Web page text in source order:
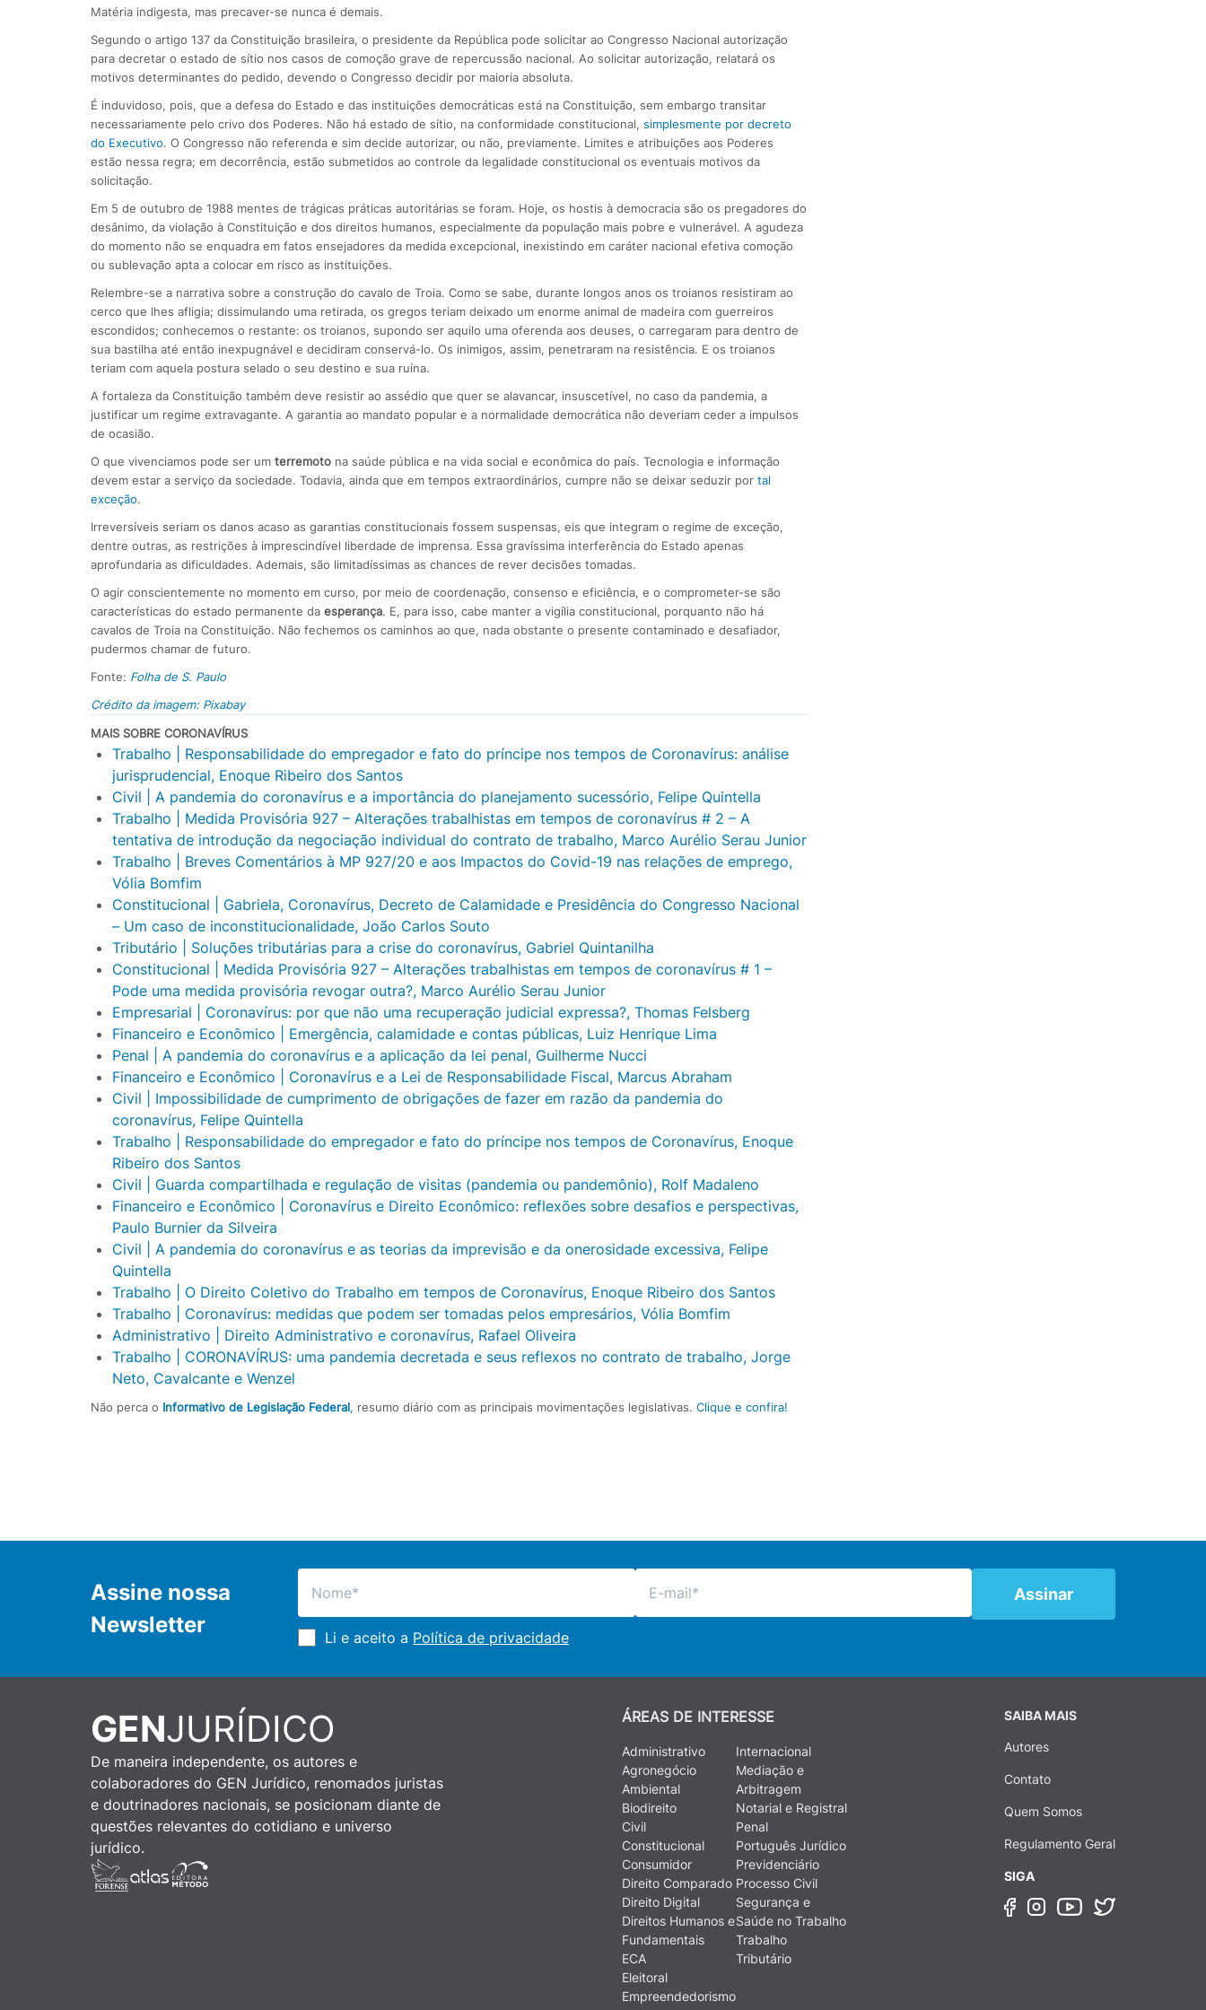
Matéria indigesta, mas precaver-se nunca é demais.
Segundo o artigo 137 da Constituição brasileira, o presidente da República pode solicitar ao Congresso Nacional autorização
para decretar o estado de sítio nos casos de comoção grave de repercussão nacional. Ao solicitar autorização, relatará os
motivos determinantes do pedido, devendo o Congresso decidir por maioria absoluta.
É induvidoso, pois, que a defesa do Estado e das instituições democráticas está na Constituição, sem embargo transitar
necessariamente pelo crivo dos Poderes. Não há estado de sítio, na conformidade constitucional, simplesmente por decreto
do Executivo. O Congresso não referenda e sim decide autorizar, ou não, previamente. Limites e atribuições aos Poderes
estão nessa regra; em decorrência, estão submetidos ao controle da legalidade constitucional os eventuais motivos da
solicitação.
Em 5 de outubro de 1988 mentes de trágicas práticas autoritárias se foram. Hoje, os hostis à democracia são os pregadores do
desânimo, da violação à Constituição e dos direitos humanos, especialmente da população mais pobre e vulnerável. A agudeza
do momento não se enquadra em fatos ensejadores da medida excepcional, inexistindo em caráter nacional efetiva comoção
ou sublevação apta a colocar em risco as instituições.
Relembre-se a narrativa sobre a construção do cavalo de Troia. Como se sabe, durante longos anos os troianos resistiram ao
cerco que lhes afligia; dissimulando uma retirada, os gregos teriam deixado um enorme animal de madeira com guerreiros
escondidos; conhecemos o restante: os troianos, supondo ser aquilo uma oferenda aos deuses, o carregaram para dentro de
sua bastilha até então inexpugnável e decidiram conservá-lo. Os inimigos, assim, penetraram na resistência. E os troianos
teriam com aquela postura selado o seu destino e sua ruína.
A fortaleza da Constituição também deve resistir ao assédio que quer se alavancar, insuscetível, no caso da pandemia, a
justificar um regime extravagante. A garantia ao mandato popular e a normalidade democrática não deveriam ceder a impulsos
de ocasião.
O que vivenciamos pode ser um terremotona saúde pública e na vida social e econômica do país. Tecnologia e informação
devem estar a serviço da sociedade. Todavia, ainda que em tempos extraordinários, cumpre não se deixar seduzir por tal
exceção.
Irreversíveis seriam os danos acaso as garantias constitucionais fossem suspensas, eis que integram o regime de exceção,
dentre outras, as restrições à imprescindível liberdade de imprensa. Essa gravíssima interferência do Estado apenas
aprofundaria as dificuldades. Ademais, são limitadíssimas as chances de rever decisões tomadas.
O agir conscientemente no momento em curso, por meio de coordenação, consenso e eficiência, e o comprometer-se são
características do estado permanente da esperança. E, para isso, cabe manter a vigília constitucional, porquanto não há
cavalos de Troia na Constituição. Não fechemos os caminhos ao que, nada obstante o presente contaminado e desafiador,
pudermos chamar de futuro.
Fonte: Folha de S. Paulo
Crédito da imagem: Pixabay
MAIS SOBRE CORONAVÍRUS
Trabalho | Responsabilidade do empregador e fato do príncipe nos tempos de Coronavírus: análise
jurisprudencial, Enoque Ribeiro dos Santos
Civil | A pandemia do coronavírus e a importância do planejamento sucessório, Felipe Quintella
Trabalho | Medida Provisória 927 – Alterações trabalhistas em tempos de coronavírus # 2 – A
tentativa de introdução da negociação individual do contrato de trabalho, Marco Aurélio Serau Junior
Trabalho | Breves Comentários à MP 927/20 e aos Impactos do Covid-19 nas relações de emprego,
Vólia Bomfim
Constitucional | Gabriela, Coronavírus, Decreto de Calamidade e Presidência do Congresso Nacional
– Um caso de inconstitucionalidade, João Carlos Souto
Tributário | Soluções tributárias para a crise do coronavírus, Gabriel Quintanilha
Constitucional | Medida Provisória 927 – Alterações trabalhistas em tempos de coronavírus # 1 –
Pode uma medida provisória revogar outra?, Marco Aurélio Serau Junior
Empresarial | Coronavírus: por que não uma recuperação judicial expressa?, Thomas Felsberg
Financeiro e Econômico | Emergência, calamidade e contas públicas, Luiz Henrique Lima
Penal | A pandemia do coronavírus e a aplicação da lei penal, Guilherme Nucci
Financeiro e Econômico | Coronavírus e a Lei de Responsabilidade Fiscal, Marcus Abraham
Civil | Impossibilidade de cumprimento de obrigações de fazer em razão da pandemia do
coronavírus, Felipe Quintella
Trabalho | Responsabilidade do empregador e fato do príncipe nos tempos de Coronavírus, Enoque
Ribeiro dos Santos
Civil | Guarda compartilhada e regulação de visitas (pandemia ou pandemônio), Rolf Madaleno
Financeiro e Econômico | Coronavírus e Direito Econômico: reflexões sobre desafios e perspectivas,
Paulo Burnier da Silveira
Civil | A pandemia do coronavírus e as teorias da imprevisão e da onerosidade excessiva, Felipe
Quintella
Trabalho | O Direito Coletivo do Trabalho em tempos de Coronavírus, Enoque Ribeiro dos Santos
Trabalho | Coronavírus: medidas que podem ser tomadas pelos empresários, Vólia Bomfim
Administrativo | Direito Administrativo e coronavírus, Rafael Oliveira
Trabalho | CORONAVÍRUS: uma pandemia decretada e seus reflexos no contrato de trabalho, Jorge
Neto, Cavalcante e Wenzel
Não perca o Informativo de Legislação Federal, resumo diário com as principais movimentações legislativas. Clique e confira!
Assine nossa
Newsletter
Li e aceito a Política de privacidade
GENJURÍDICO
De maneira independente, os autores e
colaboradores do GEN Jurídico, renomados juristas
e doutrinadores nacionais, se posicionam diante de
questões relevantes do cotidiano e universo
jurídico.
ÁREAS DE INTERESSE
Administrativo
Agronegócio
Ambiental
Biodireito
Civil
Constitucional
Consumidor
Direito Comparado
Direito Digital
Direitos Humanos e
Fundamentais
ECA
Eleitoral
Empreendedorismo
Internacional
Mediação e
Arbitragem
Notarial e Registral
Penal
Português Jurídico
Previdenciário
Processo Civil
Segurança e
Saúde no Trabalho
Trabalho
Tributário
SAIBA MAIS
Autores
Contato
Quem Somos
Regulamento Geral
SIGA